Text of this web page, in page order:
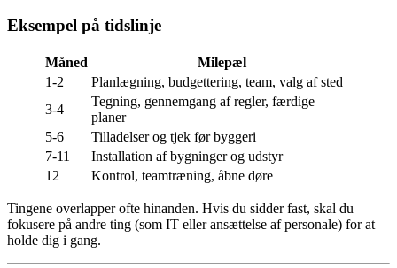
Eksempel på tidslinje
Måned
Milepæl
1-2
Planlægning, budgettering, team, valg af sted
3-4
Tegning, gennemgang af regler, færdige
planer
5-6
Tilladelser og tjek før byggeri
7-11
Installation af bygninger og udstyr
12
Kontrol, teamtræning, åbne døre
Tingene overlapper ofte hinanden. Hvis du sidder fast, skal du
fokusere på andre ting (som IT eller ansættelse af personale) for at
holde dig i gang.